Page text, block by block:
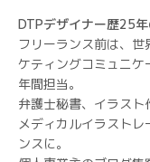
DTPデザイナー歴25
フリーランス前は、
ケティングコミュニ
年間担当。
弁護士秘書、イラスト
メディカルイラスト
ンスに。